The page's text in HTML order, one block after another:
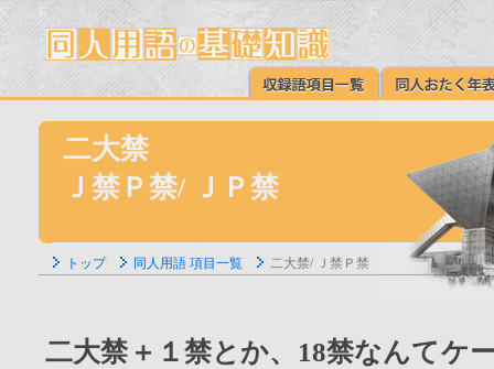
二大禁
Ｊ禁Ｐ禁/ ＪＰ禁
トップ 同人用語 項目一覧 二大禁/ Ｊ禁Ｐ禁
二大禁＋１禁とか、18禁なんてケ